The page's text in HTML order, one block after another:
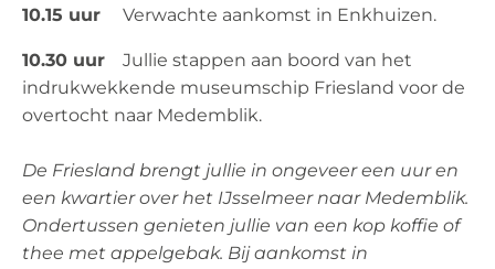
10.15 uurVerwachte aankomst in Enkhuizen.
10.30 uur Jullie stappen aan boord van het
indrukwekkende museumschip Friesland voor de
overtocht naar Medemblik.
De Friesland brengt jullie in ongeveer een uur en
een kwartier over het IJsselmeer naar Medemblik.
Ondertussen genieten jullie van een kop koffie of
thee met appelgebak. Bij aankomst in